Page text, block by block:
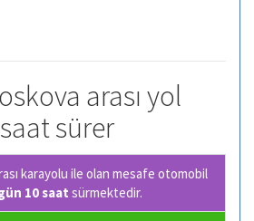
arası yol
sürer
karayolu ile olan mesafe otomobil
10 saat sürmektedir.